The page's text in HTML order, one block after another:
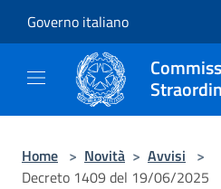
Governo italiano
Home > Novità > Avvisi >
Decreto 1409 del 19/06/2025